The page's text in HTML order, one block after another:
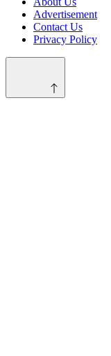
Advertisement
Contact Us
Privacy Policy